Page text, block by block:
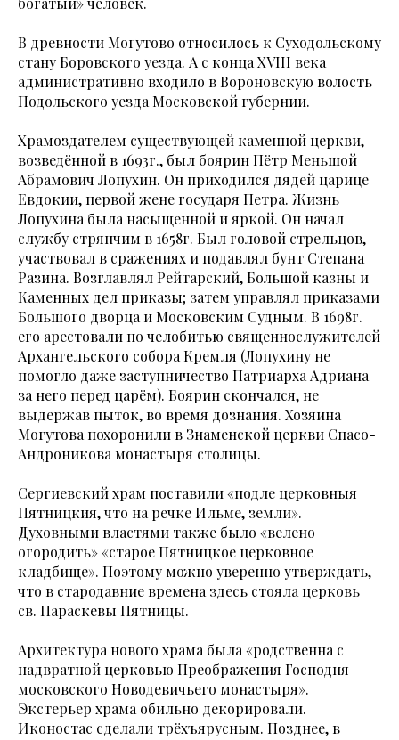
В древности Могутово относилось к Суходольскому
стану Боровского уезда. А с конца XVIII века
административно входило в Вороновскую волость
Подольского уезда Московской губернии.
Храмоздателем существующей каменной церкви,
возведённой в 1693г., был боярин Пётр Меньшой
Абрамович Лопухин. Он приходился дядей царице
Евдокии, первой жене государя Петра. Жизнь
Лопухина была насыщенной и яркой. Он начал
службу стряпчим в 1658г. Был головой стрельцов,
участвовал в сражениях и подавлял бунт Степана
Разина. Возглавлял Рейтарский, Большой казны и
Каменных дел приказы; затем управлял приказами
Большого дворца и Московским Судным. В 1698г.
его арестовали по челобитью священнослужителей
Архангельского собора Кремля (Лопухину не
помогло даже заступничество Патриарха Адриана
за него перед царём). Боярин скончался, не
выдержав пыток, во время дознания. Хозяина
Могутова похоронили в Знаменской церкви Спасо-
Андроникова монастыря столицы.
Сергиевский храм поставили «подле церковныя
Пятницкия, что на речке Ильме, земли».
Духовными властями также было «велено
огородить» «старое Пятницкое церковное
кладбище». Поэтому можно уверенно утверждать,
что в стародавние времена здесь стояла церковь
св. Параскевы Пятницы.
Архитектура нового храма была «родственна с
надвратной церковью Преображения Господня
московского Новодевичьего монастыря».
Экстерьер храма обильно декорировали.
Иконостас сделали трёхъярусным. Позднее, в